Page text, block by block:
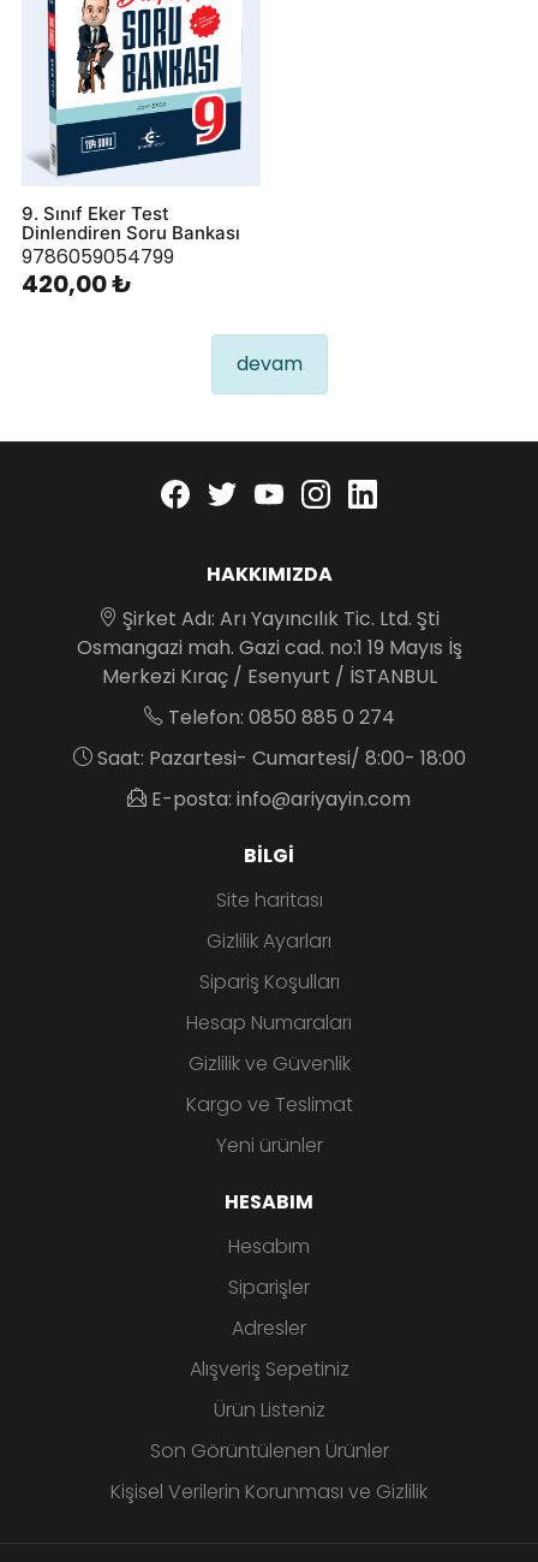
9. Sınıf Eker Test
Dinlendiren Soru Bankası
9786059054799
420,00 ₺
devam
Facebook
twitteryoutubeinstagram
HAKKIMIZDA
Şirket Adı: Arı Yayıncılık Tic. Ltd. Şti
Osmangazi mah. Gazi cad. no:1 19 Mayıs İş
Merkezi Kıraç / Esenyurt / İSTANBUL
Telefon: 0850 885 0 274
Saat: Pazartesi- Cumartesi/ 8:00- 18:00
E-posta: info@ariyayin.com
BILGI
Site haritası
Gizlilik Ayarları
Sipariş Koşulları
Hesap Numaraları
Gizlilik ve Güvenlik
Kargo ve Teslimat
Yeni ürünler
HESABIM
Hesabım
Siparişler
Adresler
Alışveriş Sepetiniz
Ürün Listeniz
Son Görüntülenen Ürünler
Kişisel Verilerin Korunması ve Gizlilik